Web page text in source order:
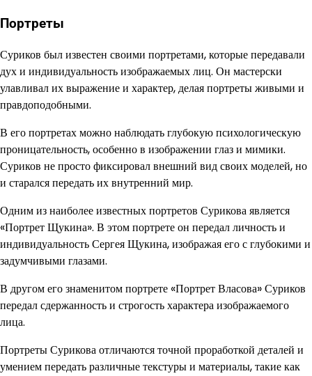
Портреты
Суриков был известен своими портретами, которые передавали
дух и индивидуальность изображаемых лиц. Он мастерски
улавливал их выражение и характер, делая портреты живыми и
правдоподобными.
В его портретах можно наблюдать глубокую психологическую
проницательность, особенно в изображении глаз и мимики.
Суриков не просто фиксировал внешний вид своих моделей, но
и старался передать их внутренний мир.
Одним из наиболее известных портретов Сурикова является
«Портрет Щукина». В этом портрете он передал личность и
индивидуальность Сергея Щукина, изображая его с глубокими и
задумчивыми глазами.
В другом его знаменитом портрете «Портрет Власова» Суриков
передал сдержанность и строгость характера изображаемого
лица.
Портреты Сурикова отличаются точной проработкой деталей и
умением передать различные текстуры и материалы, такие как